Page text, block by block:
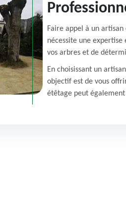
Faire appel à un
nécessite une
vos arbres et de
En choisissant un
objectif est de vous
étêtage peut